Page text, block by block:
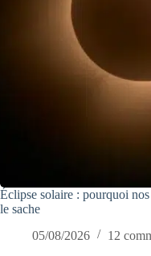
Éclipse solaire : pourquoi
le sache
05/08/2026
12